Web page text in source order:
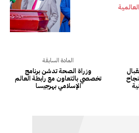
المادة السابقة
وزراة الصحة تدشن برنامج
تخصصي بالتعاون مع رابطة العالم
الإسلامي بهرجيسا